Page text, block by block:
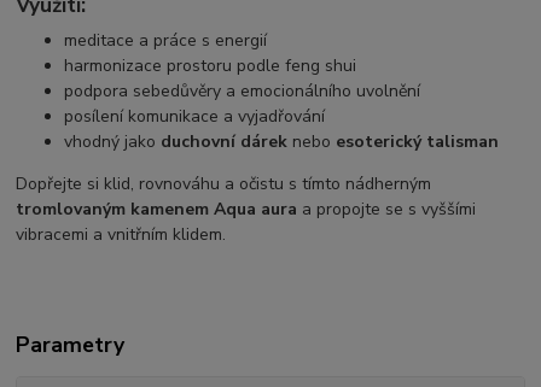
meditace a práce s energií
harmonizace prostoru podle feng shui
podpora sebedůvěry a emocionálního uvolnění
posílení komunikace a vyjadřování
vhodný jako duchovní dárek nebo esoterický talisman
Dopřejte si klid, rovnováhu a očistu s tímto nádherným
tromlovaným kamenem Aqua aura a propojte se s vyššími
vibracemi a vnitřním klidem.
Parametry